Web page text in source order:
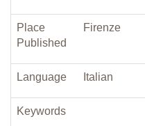
Place
Published
Firenze
Language Italian
Keywords